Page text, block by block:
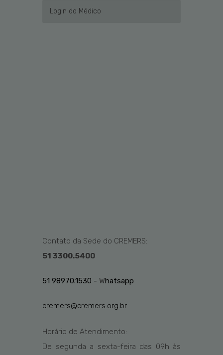
Login do Médico
Contato da Sede do CREMERS:
51 3300.5400
51 98970.1530 - Whatsapp
cremers@cremers.org.br
Horário de Atendimento:
De segunda a sexta-feira das 09h às